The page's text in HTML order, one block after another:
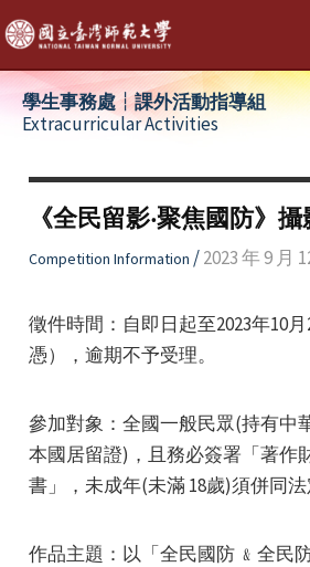
Skip
to
content
學生事務處┆課外活動指導組
Extracurricular Activities
《全民留影‧聚焦國防》
Competition Information /2023 年 9 月
徵件時間：自即日起至2023年10
憑），逾期不予受理。
參加對象：全國一般民眾(持有中
本國居留證)，且務必簽署「著作
書」，未成年(未滿 18歲)須併同法
作品主題：以「全民國防 ﹠全民